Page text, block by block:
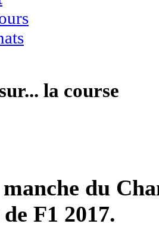
la course
du
F1 2017.